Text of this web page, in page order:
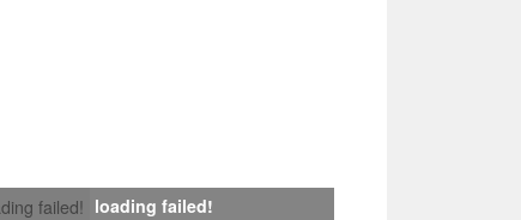
failed! loading failed!